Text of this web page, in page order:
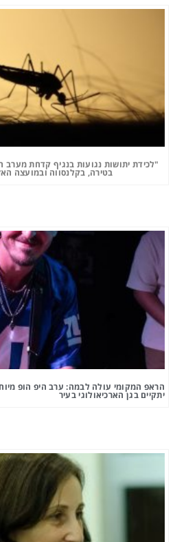
"לכידת יתושות נגועות בנגיף קדחת מערב
בטירה, בקלנסווה ובמועצה
הראפ המקומי עולה לבמה: ערב היפ הופ
יתקיים בגן הארכיאולוגי בעיר